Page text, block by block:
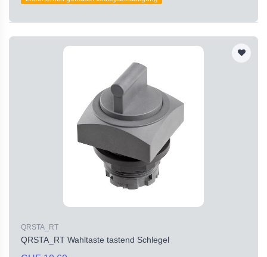
QRSTA_RT
QRSTA_RT Wahltaste tastend Schlegel